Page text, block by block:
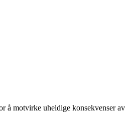
motvirke uheldige konsekvenser